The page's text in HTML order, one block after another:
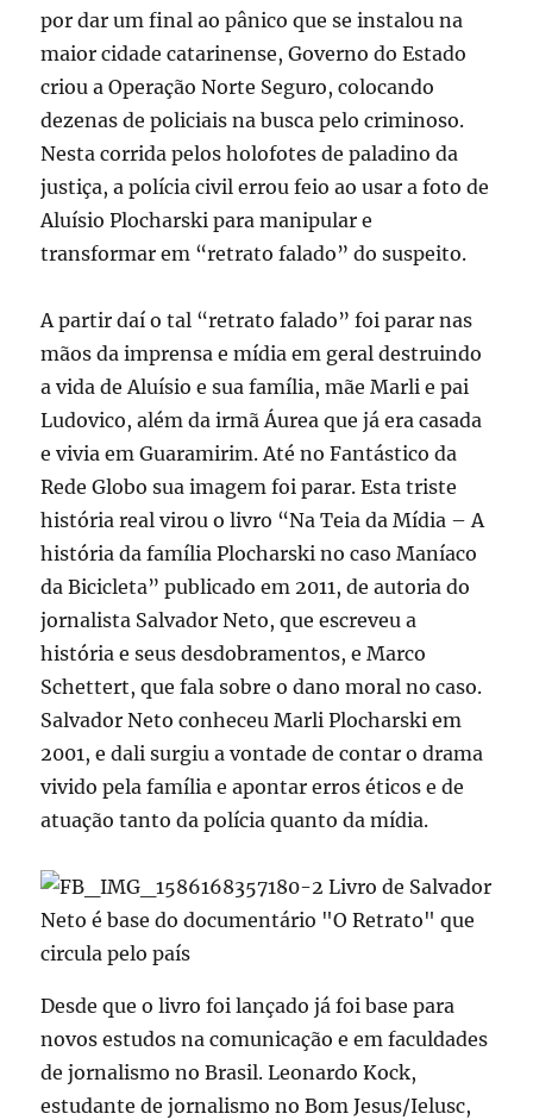
por dar um final ao pânico que se instalou na
maior cidade catarinense, Governo do Estado
criou a Operação Norte Seguro, colocando
dezenas de policiais na busca pelo criminoso.
Nesta corrida pelos holofotes de paladino da
justiça, a polícia civil errou feio ao usar a foto de
Aluísio Plocharski para manipular e
transformar em “retrato falado” do suspeito.
A partir daí o tal “retrato falado” foi parar nas
mãos da imprensa e mídia em geral destruindo
a vida de Aluísio e sua família, mãe Marli e pai
Ludovico, além da irmã Áurea que já era casada
e vivia em Guaramirim. Até no Fantástico da
Rede Globo sua imagem foi parar. Esta triste
história real virou o livro “Na Teia da Mídia – A
história da família Plocharski no caso Maníaco
da Bicicleta” publicado em 2011, de autoria do
jornalista Salvador Neto, que escreveu a
história e seus desdobramentos, e Marco
Schettert, que fala sobre o dano moral no caso.
Salvador Neto conheceu Marli Plocharski em
2001, e dali surgiu a vontade de contar o drama
vivido pela família e apontar erros éticos e de
atuação tanto da polícia quanto da mídia.
Desde que o livro foi lançado já foi base para
novos estudos na comunicação e em faculdades
de jornalismo no Brasil. Leonardo Kock,
estudante de jornalismo no Bom Jesus/Ielusc,